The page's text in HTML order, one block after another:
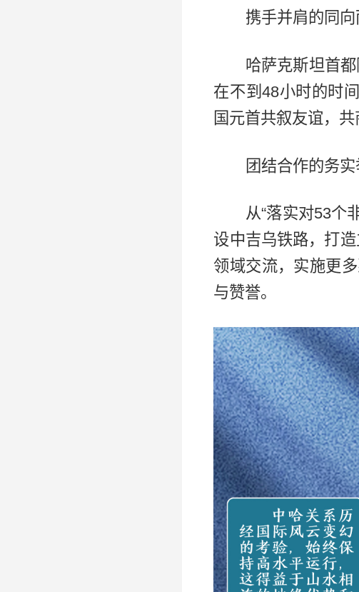
携手并肩的同
哈萨克斯坦首都
在不到48小时的时
国元首共叙友谊，
团结合作的务
从“落实对53个
设中吉乌铁路，打
领域交流，实施更
与赞誉。